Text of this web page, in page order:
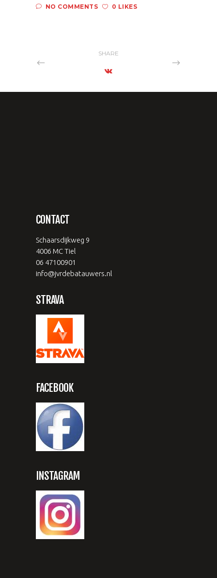
NO COMMENTS
0 LIKES
SHARE
CONTACT
Schaarsdijkweg 9
4006 MC Tiel
06 47100901
info@jvrdebatauwers.nl
STRAVA
FACEBOOK
INSTAGRAM